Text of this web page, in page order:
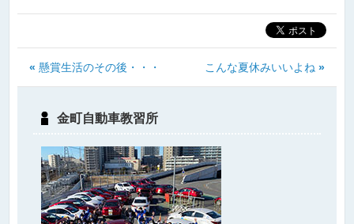
« 懸賞生活のその後・・・ こんな夏休みいいよね »
金町自動車教習所